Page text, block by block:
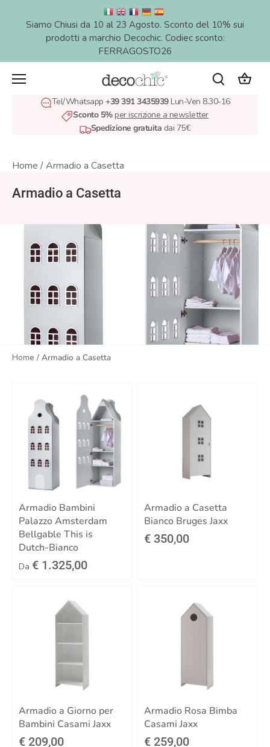
Siamo Chiusi da 10 al 23 Agosto. Sconto del 10% sui
prodotti a marchio Decochic. Codiec sconto:
FERRAGOSTO26
Tel/Whatsapp +39 391 3435939Lun-Ven 8.30-16
Sconto 5%per iscrizione a newsletter
Spedizione gratuita dai 75€
Home /Armadio a Casetta
Armadio a Casetta
Home / Armadio a Casetta
Armadio Bambini
Palazzo Amsterdam
Bellgable This is
Dutch-Bianco
Da € 1.325,00
Armadio a Casetta
Bianco Bruges Jaxx
€ 350,00
Armadio a Giorno per
Bambini Casami Jaxx
€ 209,00
Armadio Rosa Bimba
Casami Jaxx
€ 259,00